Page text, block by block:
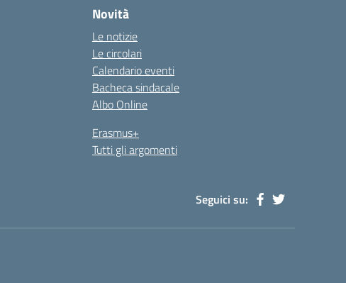
Novità
Le notizie
Le circolari
Calendario eventi
Bacheca sindacale
Albo Online
Erasmus+
Tutti gli argomenti
Seguici su: